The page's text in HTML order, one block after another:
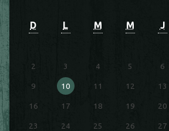
D L M M J
2 3 4 5 6
9 10 11 12 13
16 17 18 19 20
23 24 25 26 27